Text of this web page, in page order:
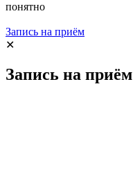
понятно
Запись на приём
✕
Запись на приём